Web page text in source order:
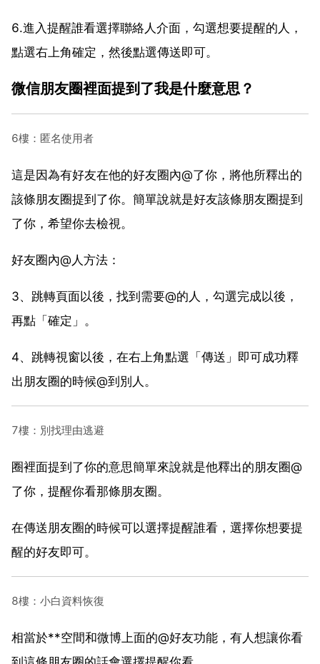
6.進入提醒誰看選擇聯絡人介面，勾選想要提醒的人，
點選右上角確定，然後點選傳送即可。
微信朋友圈裡面提到了我是什麼意思？
6樓：匿名使用者
這是因為有好友在他的好友圈內@了你，將他所釋出的
該條朋友圈提到了你。簡單說就是好友該條朋友圈提到
了你，希望你去檢視。
好友圈內@人方法：
3、跳轉頁面以後，找到需要@的人，勾選完成以後，
再點「確定」。
4、跳轉視窗以後，在右上角點選「傳送」即可成功釋
出朋友圈的時候@到別人。
7樓：別找理由逃避
圈裡面提到了你的意思簡單來說就是他釋出的朋友圈@
了你，提醒你看那條朋友圈。
在傳送朋友圈的時候可以選擇提醒誰看，選擇你想要提
醒的好友即可。
8樓：小白資料恢復
相當於**空間和微博上面的@好友功能，有人想讓你看